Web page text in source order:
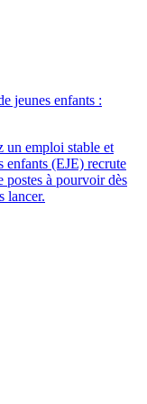
jeunes enfants :
un emploi stable et
enfants (EJE) recrute
postes à pourvoir dès
lancer.